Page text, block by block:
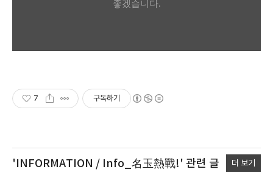
좋겠습니다.
7 구독하기
'INFORMATION / Info_名玉熱戰!' 관련 글 더 보기